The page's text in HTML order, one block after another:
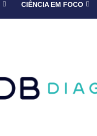
CIÊNCIA EM FOCO